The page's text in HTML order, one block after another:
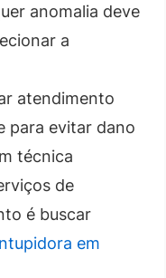
anomalia deve
a
atendimento
para evitar dano
técnica
de
é buscar
em